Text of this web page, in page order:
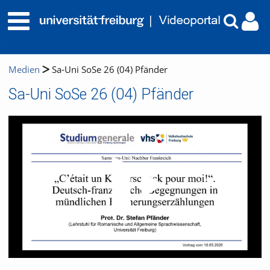
Medien Sa-Uni SoSe 26 (04) Pfänder
Sa-Uni SoSe 26 (04) Pfänder